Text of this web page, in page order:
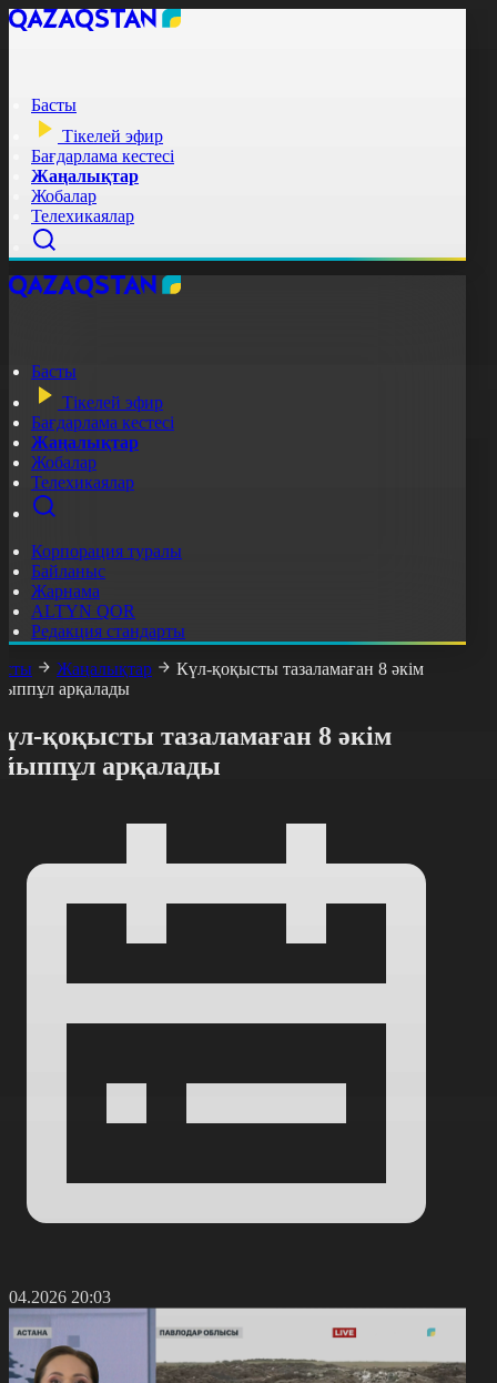
Басты
Тікелей эфир
Бағдарлама кестесі
Жаңалықтар
Жобалар
Телехикаялар
Басты
Тікелей эфир
Бағдарлама кестесі
Жаңалықтар
Жобалар
Телехикаялар
Корпорация туралы
Байланыс
Жарнама
ALTYN QOR
Редакция стандарты
Жаңалықтар
Күл-қоқысты тазаламаған 8 әкім
арқалады
қоқысты тазаламаған 8 әкім
арқалады
20:03